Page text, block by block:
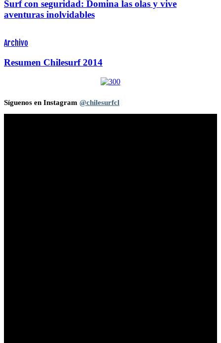
Surf con seguridad: Domina las olas y vive
aventuras inolvidables
Archivo
Resumen Chilesurf 2014
Síguenos en Instagram @chilesurfcl